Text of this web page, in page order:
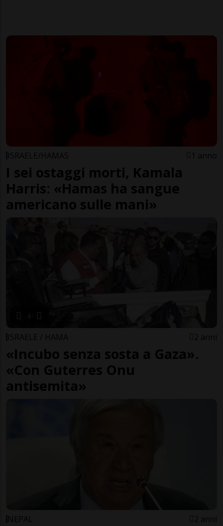
ISRAELE/HAMAS 1 anno
I sei ostaggi morti, Kamala
Harris: «Hamas ha sangue
americano sulle mani»
ISRAELE / HAMA 2 anni
«Incubo senza sosta a Gaza».
«Con Guterres Onu
antisemita»
NEPAL 2 anni